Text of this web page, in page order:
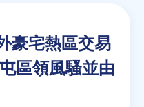
豪宅熱區交易
區領風騷並由